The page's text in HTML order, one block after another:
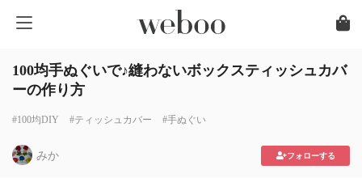
100均手ぬぐいで♪縫わないボックスティッシュカバ
ーの作り方
#100均DIY #ティッシュカバー #手ぬぐい
みか フォローする